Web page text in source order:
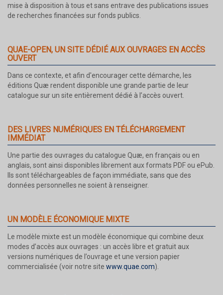
mise à disposition à tous et sans entrave des publications issues
de recherches financées sur fonds publics.
QUAE-OPEN, UN SITE DÉDIÉ AUX OUVRAGES EN ACCÈS
OUVERT
Dans ce contexte, et afin d'encourager cette démarche, les
éditions Quæ rendent disponible une grande partie de leur
catalogue sur un site entièrement dédié à l’accès ouvert.
DES LIVRES NUMÉRIQUES EN TÉLÉCHARGEMENT
IMMÉDIAT
Une partie des ouvrages du catalogue Quæ, en français ou en
anglais, sont ainsi disponibles librement aux formats PDF ou ePub.
Ils sont téléchargeables de façon immédiate, sans que des
données personnelles ne soient à renseigner.
UN MODÈLE ÉCONOMIQUE MIXTE
Le modèle mixte est un modèle économique qui combine deux
modes d’accès aux ouvrages : un accès libre et gratuit aux
versions numériques de l’ouvrage et une version papier
commercialisée (voir notre site www.quae.com).